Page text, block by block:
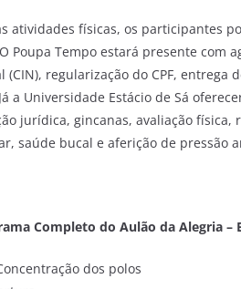
atividades físicas, os participantes
Poupa Tempo estará presente com
(CIN), regularização do CPF,
a Universidade Estácio de Sá
jurídica, gincanas, avaliação física,
saúde bucal e aferição de pressão
Completo do Aulão da Alegria –
dos polos